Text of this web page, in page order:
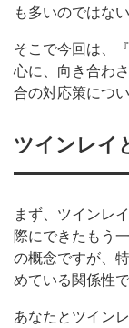
も多いのではな
そこで今回は、
心に、向き合わ
合の対応策につ
ツインレイ
まず、ツインレ
際にできたもう
の概念ですが、
めている関係性で
あなたとツイン